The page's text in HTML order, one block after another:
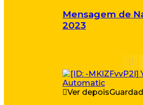
Mensagem de
2023
Ver depois